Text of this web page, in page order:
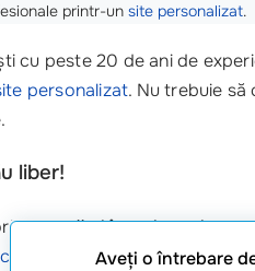
printr-un site personalizat.
cu peste 20 de ani de
personalizat. Nu trebuie
liber!
cum să-ți înregistrezi
Arsenii, îți va
Aveţi o întrebare